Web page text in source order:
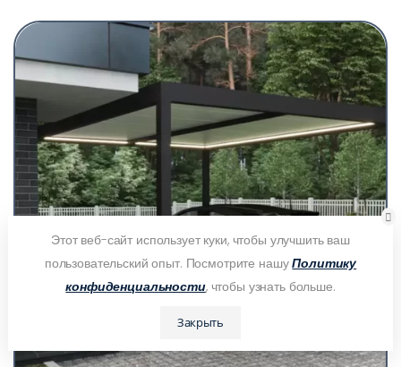
Этот веб-сайт использует куки, чтобы улучшить ваш
пользовательский опыт. Посмотрите нашуПолитику
конфиденциальности, чтобы узнать больше.
Закрыть